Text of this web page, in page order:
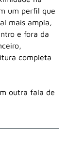
um perfil que
mais ampla,
e fora da
completa
outra fala de